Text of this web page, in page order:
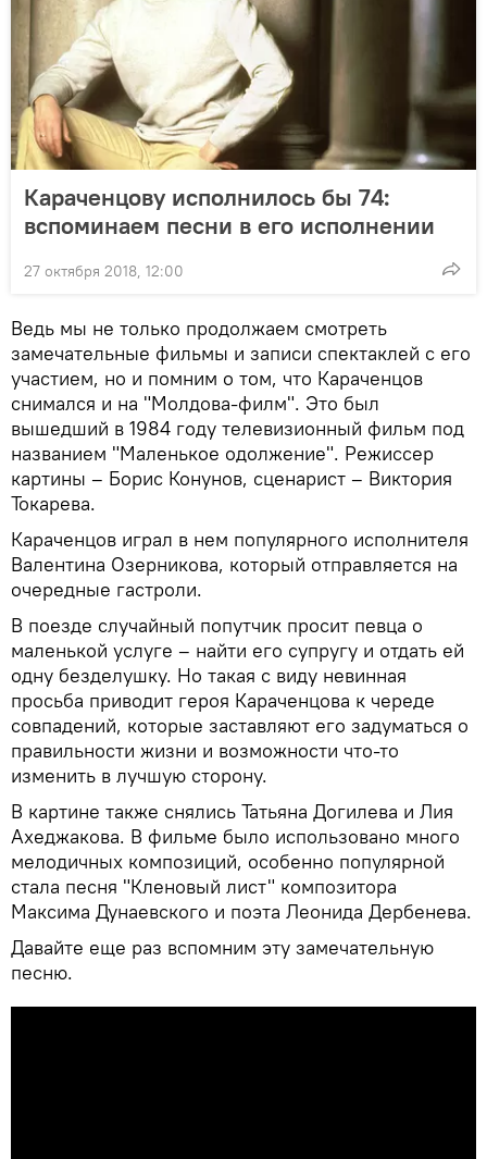
Караченцову исполнилось бы 74:
вспоминаем песни в его исполнении
27 октября 2018, 12:00
Ведь мы не только продолжаем смотреть
замечательные фильмы и записи спектаклей с его
участием, но и помним о том, что Караченцов
снимался и на "Молдова-филм". Это был
вышедший в 1984 году телевизионный фильм под
названием "Маленькое одолжение". Режиссер
картины – Борис Конунов, сценарист – Виктория
Токарева.
Караченцов играл в нем популярного исполнителя
Валентина Озерникова, который отправляется на
очередные гастроли.
В поезде случайный попутчик просит певца о
маленькой услуге – найти его супругу и отдать ей
одну безделушку. Но такая с виду невинная
просьба приводит героя Караченцова к череде
совпадений, которые заставляют его задуматься о
правильности жизни и возможности что-то
изменить в лучшую сторону.
В картине также снялись Татьяна Догилева и Лия
Ахеджакова. В фильме было использовано много
мелодичных композиций, особенно популярной
стала песня "Кленовый лист" композитора
Максима Дунаевского и поэта Леонида Дербенева.
Давайте еще раз вспомним эту замечательную
песню.